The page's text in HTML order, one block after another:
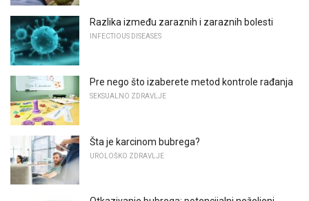
Razlika između zaraznih i zaraznih bolesti
INFECTIOUS DISEASES
Pre nego što izaberete metod kontrole rađanja
SEKSUALNO ZDRAVLJE
Šta je karcinom bubrega?
UROLOŠKO ZDRAVLJE